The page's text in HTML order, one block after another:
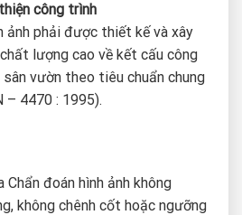
công trình
ảnh phải được thiết kế và xây
lượng cao về kết cấu công
vườn theo tiêu chuẩn chung
– 4470 : 1995).
Chẩn đoán hình ảnh không
không chênh cốt hoặc ngưỡng